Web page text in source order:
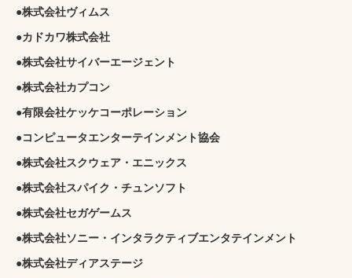
●株式会社ヴィムス
●カドカワ株式会社
●株式会社サイバーエージェント
●株式会社カプコン
●有限会社ケッケコーポレーション
●コンピュータエンターテインメント協会
●株式会社スクウェア・エニックス
●株式会社スパイク・チュンソフト
●株式会社セガゲームス
●株式会社ソニー・インタラクティブエンタテインメント
●株式会社ディアステージ